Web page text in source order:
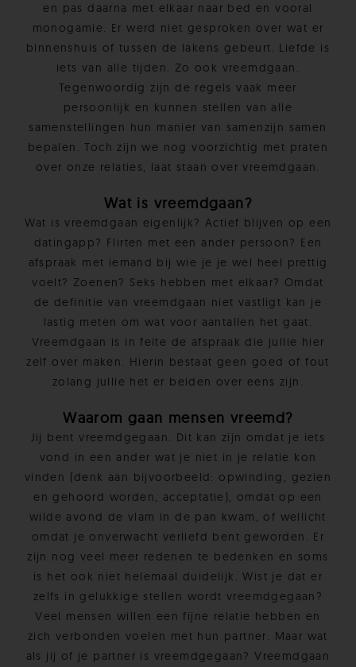
en pas daarna met elkaar naar bed en vooral
monogamie. Er werd niet gesproken over wat er
binnenshuis of tussen de lakens gebeurt. Liefde is
iets van alle tijden. Zo ook vreemdgaan.
Tegenwoordig zijn de regels vaak meer
persoonlijk en kunnen stellen van alle
samenstellingen hun manier van samenzijn samen
bepalen. Toch zijn we nog voorzichtig met praten
over onze relaties, laat staan over vreemdgaan.
Wat is vreemdgaan?
Wat is vreemdgaan eigenlijk? Actief blijven op een
datingapp? Flirten met een ander persoon? Een
afspraak met iemand bij wie je je wel heel prettig
voelt? Zoenen? Seks hebben met elkaar? Omdat
de definitie van vreemdgaan niet vastligt kan je
lastig meten om wat voor aantallen het gaat.
Vreemdgaan is in feite de afspraak die jullie hier
zelf over maken. Hierin bestaat geen goed of fout
zolang jullie het er beiden over eens zijn.
Waarom gaan mensen vreemd?
Jij bent vreemdgegaan. Dit kan zijn omdat je iets
vond in een ander wat je niet in je relatie kon
vinden (denk aan bijvoorbeeld: opwinding, gezien
en gehoord worden, acceptatie), omdat op een
wilde avond de vlam in de pan kwam, of wellicht
omdat je onverwacht verliefd bent geworden. Er
zijn nog veel meer redenen te bedenken en soms
is het ook niet helemaal duidelijk. Wist je dat er
zelfs in gelukkige stellen wordt vreemdgegaan?
Veel mensen willen een fijne relatie hebben en
zich verbonden voelen met hun partner. Maar wat
als jij of je partner is vreemdgegaan? Vreemdgaan